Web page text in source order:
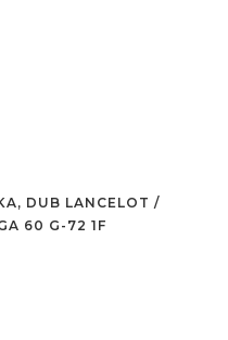
DUB LANCELOT /
60 G-72 1F